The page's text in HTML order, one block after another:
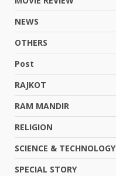
NEWS
OTHERS
Post
RAJKOT
RAM MANDIR
RELIGION
SCIENCE & TECHNOLOGY
SPECIAL STORY